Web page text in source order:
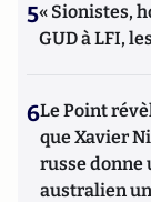
5« Sionistes,
GUD à LFI,
6Le Point
que Xavier
russe donne
australien